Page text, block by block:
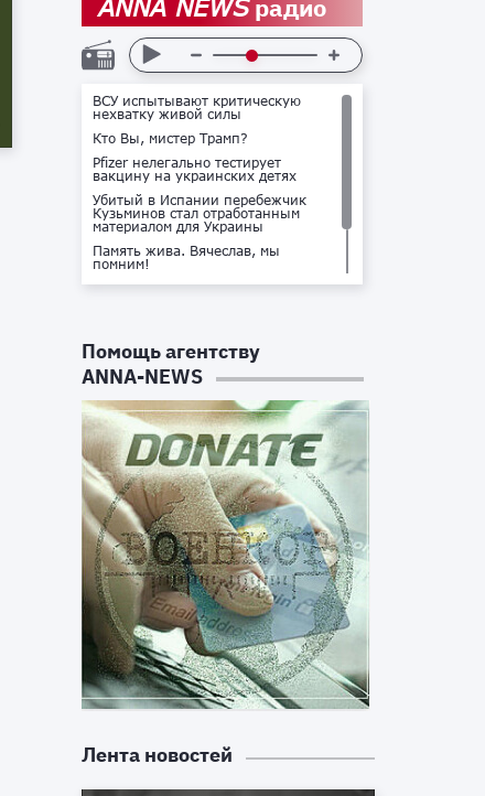
ANNA NEWSрадио
ВСУ испытывают критическую
нехватку живой силы
Кто Вы, мистер Трамп?
Pfizer нелегально тестирует
вакцину на украинских детях
Убитый в Испании перебежчик
Кузьминов стал отработанным
материалом для Украины
Память жива. Вячеслав, мы
помним!
Не доставайся ты никому!
Помощь агентству
ANNA-NEWS
Лента новостей